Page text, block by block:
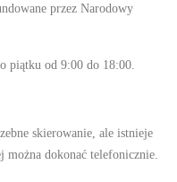
przez Narodowy
piątku od 9:00 do 18:00.
skierowanie, ale istnieje
można dokonać telefonicznie.